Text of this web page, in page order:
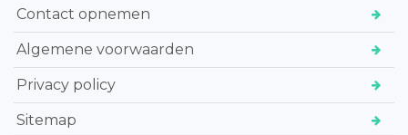
Contact opnemen
Algemene voorwaarden
Privacy policy
Sitemap